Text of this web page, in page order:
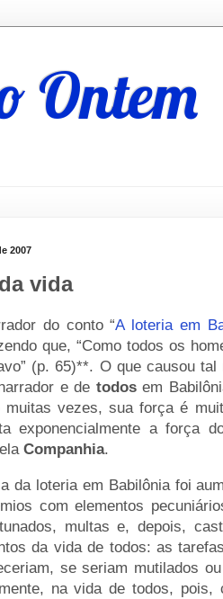
Ontem
2007
vida
do conto “A loteria em
que, “Como todos os
(p. 65)**. O que causou
e de todosem
muitas vezes, sua força é
exponencialmente a força
Companhia.
da loteria em Babilônia foi
com elementos
multas e, depois,
da vida de todos: as
se seriam mutilados
na vida de todos,